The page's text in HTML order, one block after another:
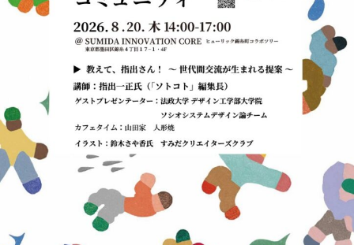
VISION
構想
LEARNING
育成
HISTORY
歴史
KEYWORDS
フラッグシップ商品開発 ものづくり
SDGs コラボレーター